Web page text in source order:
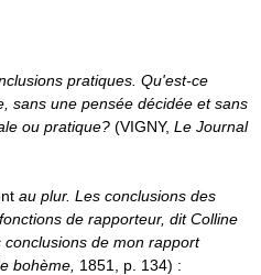
pratiques. Qu'est-ce
sans une pensée décidée et sans
ou pratique? (VIGNY, Le Journal
au plur. Les conclusions des
de rapporteur, dit Colline
de mon rapport
bohème, 1851, p. 134) :